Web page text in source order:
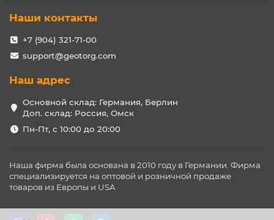
Наши контакты
+7 (904) 321-71-00
support@geotorg.com
Наш адрес
Основной склад: Германия, Берлин
Доп. склад: Россия, Омск
Пн-Пт, с 10:00 до 20:00
Наша фирма была основана в 2010 году в Германии. Фирма
специализируется на оптовой и розничной продаже
товаров из Европы и USA